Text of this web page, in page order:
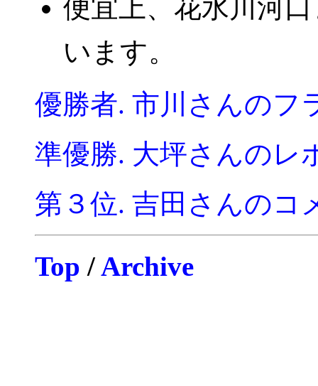
便宜上、花水川河
います。
優勝者. 市川さんのフ
準優勝. 大坪さんのレ
第３位. 吉田さんのコ
Top /Archive